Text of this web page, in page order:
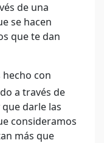
de una
se hacen
que te dan
hecho con
a través de
darle las
consideramos
más que